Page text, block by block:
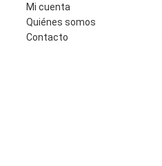
Mi cuenta
Quiénes somos
Contacto